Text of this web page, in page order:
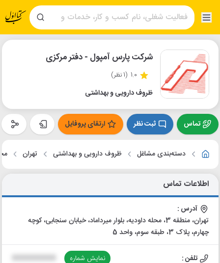
شرکت پارس آمپول - دفتر مرکزی
1.0 (1 نظر)
ظروف دارویی و بهداشتی
تماس ثبت نظر ارتقای پروفایل
دسته‌بندی مشاغل ظروف دارویی و بهداشتی تهران
اطلاعات تماس
آدرس :
تهران، منطقه 3، محله داودیه، بلوار میرداماد، خیابان سنجابی، کوچه
چهارم، پلاک 3، طبقه سوم، واحد 5
تلفن : نمایش شماره